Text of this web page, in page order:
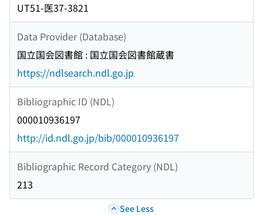
UT51-医37-3821
Data Provider (Database)
国立国会図書館 : 国立国会図書館蔵書
https://ndlsearch.ndl.go.jp
Bibliographic ID (NDL)
000010936197
http://id.ndl.go.jp/bib/000010936197
Bibliographic Record Category (NDL)
213
See Less